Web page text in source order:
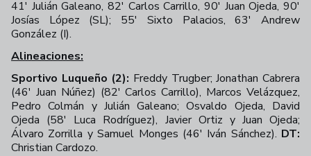
41' Julián Galeano, 82' Carlos Carrillo, 90' Juan Ojeda, 90'
Josías López (SL); 55' Sixto Palacios, 63' Andrew
González (I).
Alineaciones:
Sportivo Luqueño (2): Freddy Trugber; Jonathan Cabrera
(46' Juan Núñez) (82' Carlos Carrillo), Marcos Velázquez,
Pedro Colmán y Julián Galeano; Osvaldo Ojeda, David
Ojeda (58' Luca Rodríguez), Javier Ortiz y Juan Ojeda;
Álvaro Zorrilla y Samuel Monges (46' Iván Sánchez). DT:
Christian Cardozo.